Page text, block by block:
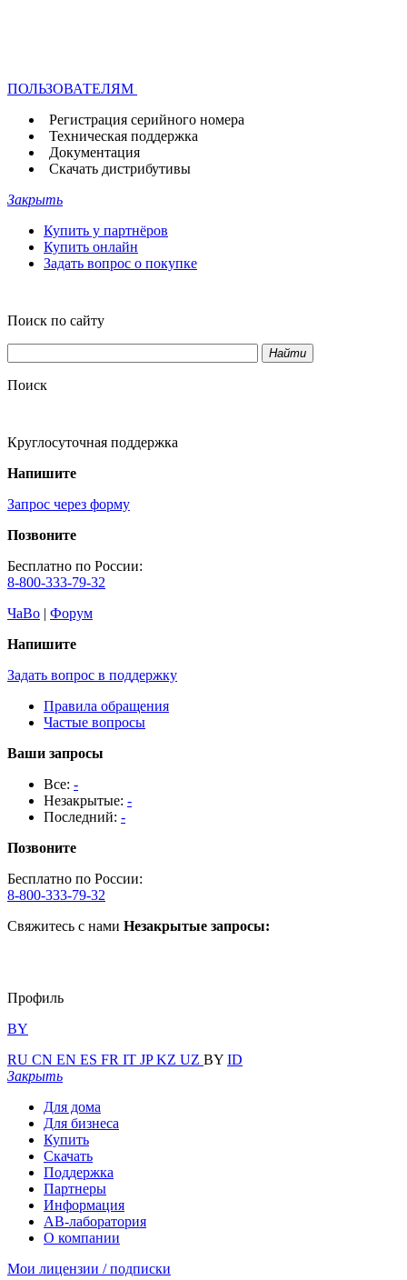
ПОЛЬЗОВАТЕЛЯМ
Регистрация серийного номера
Техническая поддержка
Документация
Скачать дистрибутивы
Закрыть
Купить у партнёров
Купить онлайн
Задать вопрос о покупке
Поиск по сайту
Найти
Поиск
Круглосуточная поддержка
Напишите
Запрос через форму
Позвоните
Бесплатно по России:
8-800-333-79-32
ЧаВо | Форум
Напишите
Задать вопрос в поддержку
Правила обращения
Частые вопросы
Ваши запросы
Все: -
Незакрытые: -
Последний: -
Позвоните
Бесплатно по России:
8-800-333-79-32
Свяжитесь с нами Незакрытые запросы:
Профиль
BY
RU CN EN ES FR IT JPKZ UZ BY ID
Закрыть
Для дома
Для бизнеса
Купить
Скачать
Поддержка
Партнеры
Информация
АВ-лаборатория
О компании
Мои лицензии / подписки